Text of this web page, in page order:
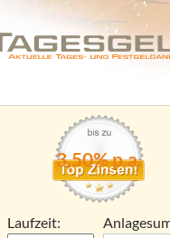
3,50% p.a.
Laufzeit: